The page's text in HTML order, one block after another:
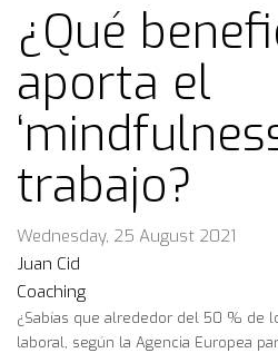
¿Qué
aporta el
trabajo?
Wednesday, 25 August 2021
Juan Cid
Coaching
¿Sabías que alrededor del 50 % de
laboral, según la Agencia Europea